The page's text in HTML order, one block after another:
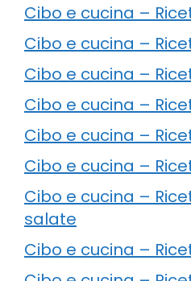
Cibo e cucina –
Cibo e cucina –
Cibo e cucina –
Cibo e cucina –
Cibo e cucina –
Cibo e cucina –
Cibo e cucina –
salate
Cibo e cucina –